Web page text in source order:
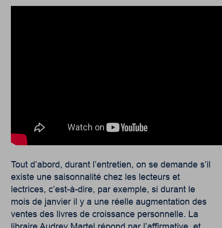
Tout d’abord, durant l’entretien, on se demande s’il
existe une saisonnalité chez les lecteurs et
lectrices, c’est-à-dire, par exemple, si durant le
mois de janvier il y a une réelle augmentation des
ventes des livres de croissance personnelle. La